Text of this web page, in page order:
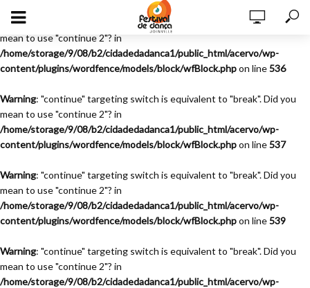
Warning
: "continue" targeting switch is equivalent to "break". Did you
mean to use "continue 2"? in
/home/storage/9/08/b2/cidadedadanca1/public_html/acervo/wp-
content/plugins/wordfence/models/block/wfBlock.phpon line536
Warning: "continue" targeting switch is equivalent to "break". Did you
mean to use "continue 2"? in
/home/storage/9/08/b2/cidadedadanca1/public_html/acervo/wp-
content/plugins/wordfence/models/block/wfBlock.phpon line537
Warning: "continue" targeting switch is equivalent to "break". Did you
mean to use "continue 2"? in
/home/storage/9/08/b2/cidadedadanca1/public_html/acervo/wp-
content/plugins/wordfence/models/block/wfBlock.phpon line539
Warning: "continue" targeting switch is equivalent to "break". Did you
mean to use "continue 2"? in
/home/storage/9/08/b2/cidadedadanca1/public_html/acervo/wp-